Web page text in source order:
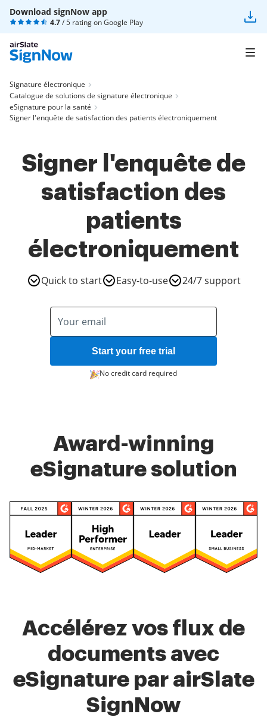
Download signNow app
4.7/ 5 rating onGoogle Play
Signature électronique
Catalogue de solutions de signature électronique
eSignature pour la santé
Signer l'enquête de satisfaction des patients électroniquement
Signer l'enquête de
satisfaction des
patients
électroniquement
Quick to start Easy-to-use 24/7 support
Start your free trial
No credit card required
Award-winning
eSignature solution
Accélérez vos flux de
documents avec
eSignature par airSlate
SignNow